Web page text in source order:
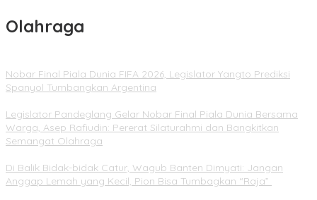
Olahraga
Nobar Final Piala Dunia FIFA 2026, Legislator Yangto Prediksi
Spanyol Tumbangkan Argentina
Legislator Pandeglang Gelar Nobar Final Piala Dunia Bersama
Warga, Asep Rafiudin: Pererat Silaturahmi dan Bangkitkan
Semangat Olahraga
Di Balik Bidak-bidak Catur, Wagub Banten Dimyati: Jangan
Anggap Lemah yang Kecil, Pion Bisa Tumbagkan “Raja”